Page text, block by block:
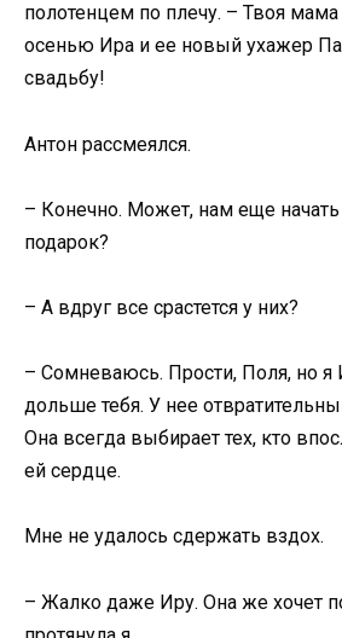
полотенцем по плечу. – Твоя
осенью Ира и ее новый ухажер
свадьбу!
Антон рассмеялся.
– Конечно. Может, нам еще
подарок?
– А вдруг все срастется у них?
– Сомневаюсь. Прости, Поля, но я
дольше тебя. У нее
Она всегда выбирает тех, кто
ей сердце.
Мне не удалось сдержать вздох.
– Жалко даже Иру. Она же хочет